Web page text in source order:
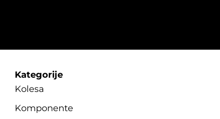
Kategorije
Kolesa
Komponente